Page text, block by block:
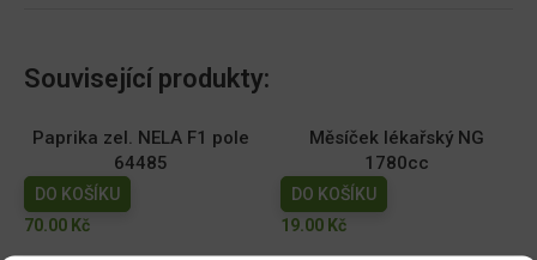
Související produkty:
Paprika zel. NELA F1 pole
64485
DO KOŠÍKU
70.00 Kč
Měsíček lékařský NG
1780cc
DO KOŠÍKU
19.00 Kč